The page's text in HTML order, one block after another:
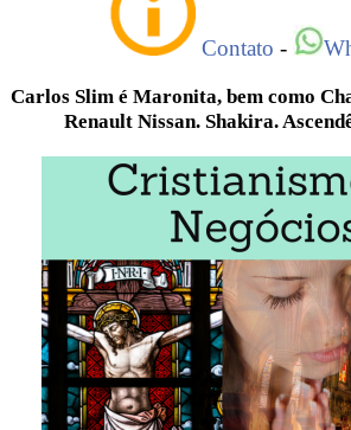
Contato -
Carlos Slim é Maronita, bem como
Renault Nissan. Shakira.